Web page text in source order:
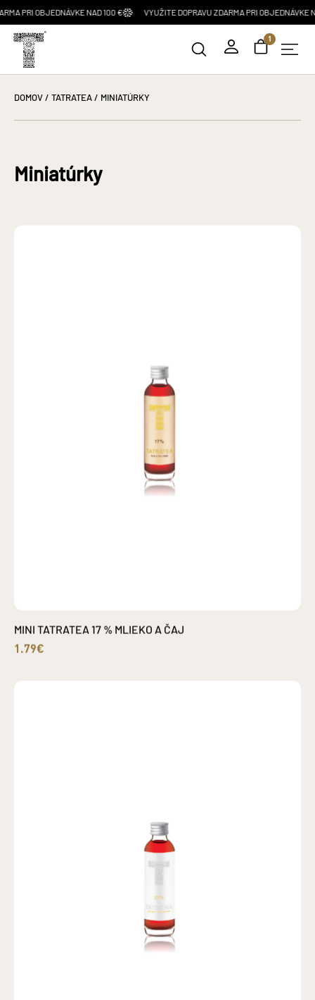
NAD 100 € VYUŽITE DOPRAVU ZDARMA PRI OBJEDNÁVKE NAD 100 €
1
DOMOV/ TATRATEA/ MINIATÚRKY
Miniatúrky
MINI TATRATEA 17 % MLIEKO A ČAJ
1.79€